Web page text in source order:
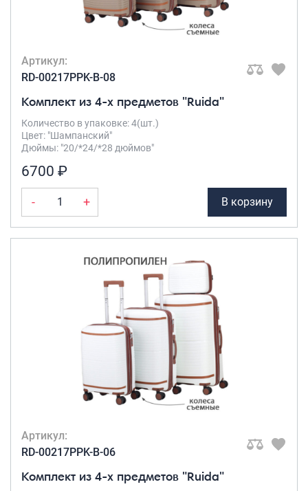
Артикул:
RD-00217PPK-B-08
Комплект из 4-х предметов "Ruida"
Количество в упаковке: 4(шт.)
Цвет: "Шампанский"
Дюймы: "20/*24/*28 дюймов"
6700 ₽
- + В корзину
Артикул:
RD-00217PPK-B-06
Комплект из 4-х предметов "Ruida"